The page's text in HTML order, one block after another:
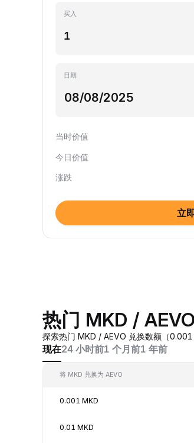
买入
日期
当时价值
今日价值
涨跌
立
热门 MKD /
探索热门 MKD / AEVO 兑换数额（
现在24 小时前1 个月前1 年前
将 MKD 兑换为 AEVO
0.001 MKD
0.01 MKD